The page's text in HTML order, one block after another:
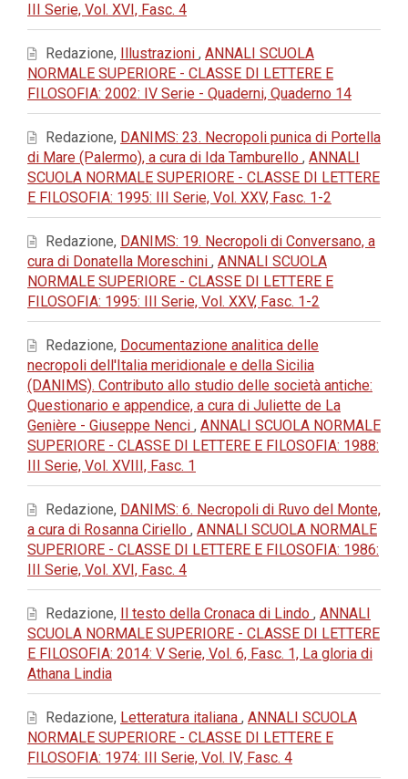
III Serie, Vol. XVI, Fasc. 4
Redazione, Illustrazioni , ANNALI SCUOLA
NORMALE SUPERIORE - CLASSE DI LETTERE E
FILOSOFIA: 2002: IV Serie - Quaderni, Quaderno 14
Redazione, DANIMS: 23. Necropoli punica di Portella
di Mare (Palermo), a cura di Ida Tamburello , ANNALI
SCUOLA NORMALE SUPERIORE - CLASSE DI LETTERE
E FILOSOFIA: 1995: III Serie, Vol. XXV, Fasc. 1-2
Redazione, DANIMS: 19. Necropoli di Conversano, a
cura di Donatella Moreschini , ANNALI SCUOLA
NORMALE SUPERIORE - CLASSE DI LETTERE E
FILOSOFIA: 1995: III Serie, Vol. XXV, Fasc. 1-2
Redazione, Documentazione analitica delle
necropoli dell'Italia meridionale e della Sicilia
(DANIMS). Contributo allo studio delle società antiche:
Questionario e appendice, a cura di Juliette de La
Genière - Giuseppe Nenci , ANNALI SCUOLA NORMALE
SUPERIORE - CLASSE DI LETTERE E FILOSOFIA: 1988:
III Serie, Vol. XVIII, Fasc. 1
Redazione, DANIMS: 6. Necropoli di Ruvo del Monte,
a cura di Rosanna Ciriello , ANNALI SCUOLA NORMALE
SUPERIORE - CLASSE DI LETTERE E FILOSOFIA: 1986:
III Serie, Vol. XVI, Fasc. 4
Redazione, Il testo della Cronaca di Lindo , ANNALI
SCUOLA NORMALE SUPERIORE - CLASSE DI LETTERE
E FILOSOFIA: 2014: V Serie, Vol. 6, Fasc. 1, La gloria di
Athana Lindia
Redazione, Letteratura italiana , ANNALI SCUOLA
NORMALE SUPERIORE - CLASSE DI LETTERE E
FILOSOFIA: 1974: III Serie, Vol. IV, Fasc. 4